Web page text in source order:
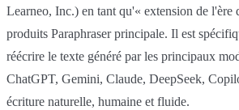
Learneo, Inc.) en tant qu'« extension de l'ère
produits Paraphraser principale. Il est
réécrire le texte généré par les principaux
ChatGPT, Gemini, Claude, DeepSeek,
écriture naturelle, humaine et fluide.